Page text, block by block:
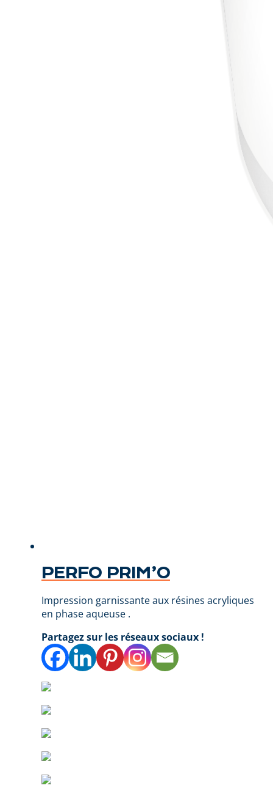
PERFO PRIM’O
Impression garnissante aux résines acryliques
en phase aqueuse .
Partagez sur les réseaux sociaux !